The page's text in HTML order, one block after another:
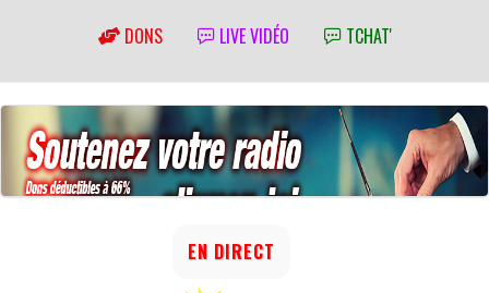
DONS LIVE VIDÉO TCHAT'
EN DIRECT